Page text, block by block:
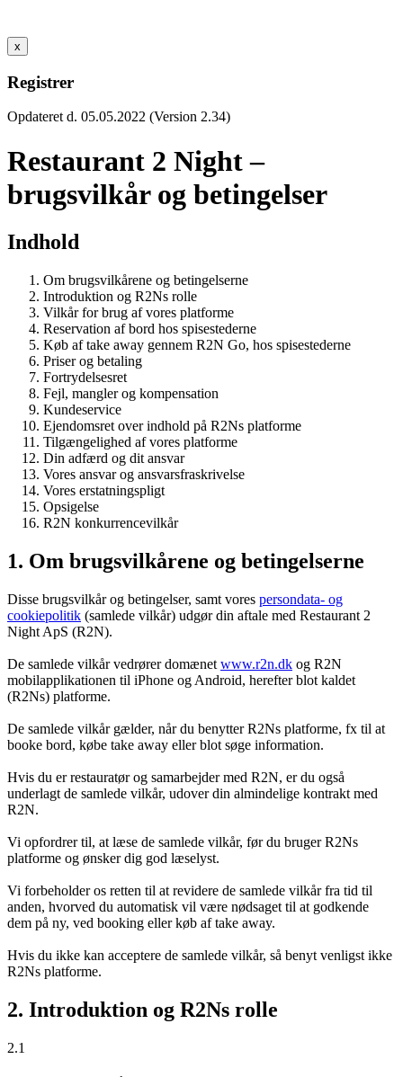
x
Registrer
Opdateret d. 05.05.2022 (Version 2.34)
Restaurant 2 Night –
brugsvilkår og betingelser
Indhold
Om brugsvilkårene og betingelserne
Introduktion og R2Ns rolle
Vilkår for brug af vores platforme
Reservation af bord hos spisestederne
Køb af take away gennem R2N Go, hos spisestederne
Priser og betaling
Fortrydelsesret
Fejl, mangler og kompensation
Kundeservice
Ejendomsret over indhold på R2Ns platforme
Tilgængelighed af vores platforme
Din adfærd og dit ansvar
Vores ansvar og ansvarsfraskrivelse
Vores erstatningspligt
Opsigelse
R2N konkurrencevilkår
1. Om brugsvilkårene og betingelserne
Disse brugsvilkår og betingelser, samt vores persondata- og
cookiepolitik (samlede vilkår) udgør din aftale med Restaurant 2
Night ApS (R2N).
De samlede vilkår vedrører domænet www.r2n.dk og R2N
mobilapplikationen til iPhone og Android, herefter blot kaldet
(R2Ns) platforme.
De samlede vilkår gælder, når du benytter R2Ns platforme, fx til at
booke bord, købe take away eller blot søge information.
Hvis du er restauratør og samarbejder med R2N, er du også
underlagt de samlede vilkår, udover din almindelige kontrakt med
R2N.
Vi opfordrer til, at læse de samlede vilkår, før du bruger R2Ns
platforme og ønsker dig god læselyst.
Vi forbeholder os retten til at revidere de samlede vilkår fra tid til
anden, hvorved du automatisk vil være nødsaget til at godkende
dem på ny, ved booking eller køb af take away.
Hvis du ikke kan acceptere de samlede vilkår, så benyt venligst ikke
R2Ns platforme.
2. Introduktion og R2Ns rolle
2.1